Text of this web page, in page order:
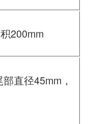
200mm
直径45mm，